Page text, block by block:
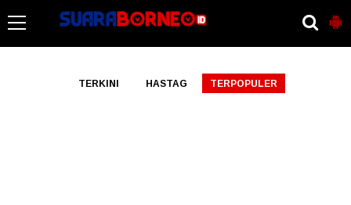
TERKINI HASTAG TERPOPULER